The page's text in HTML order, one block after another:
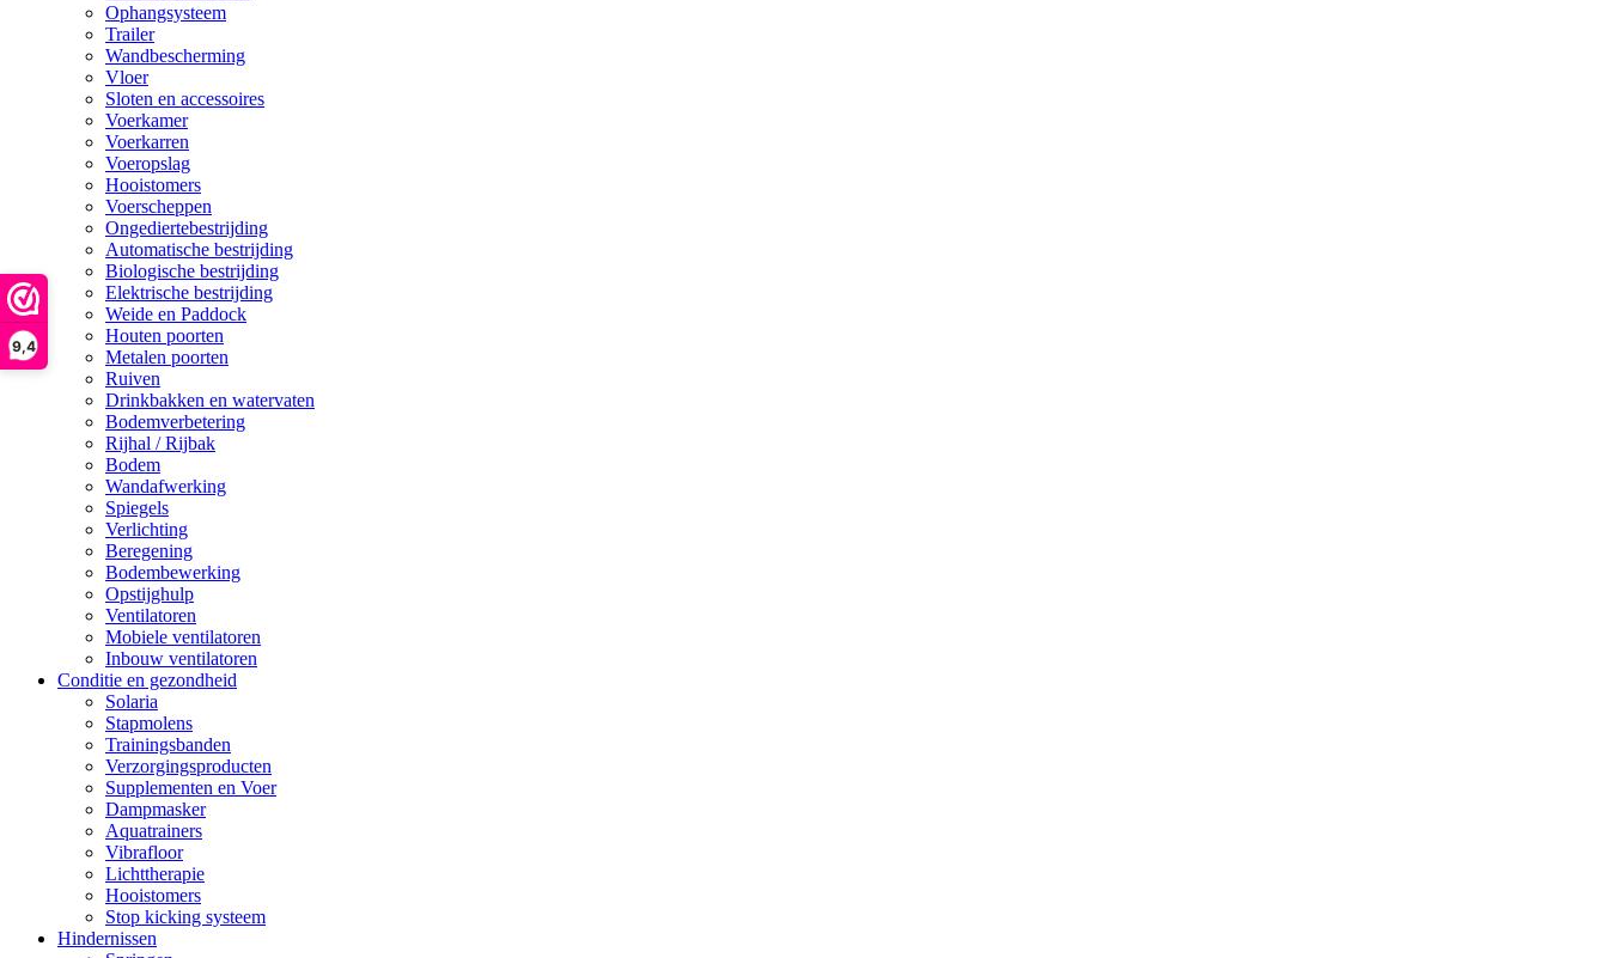
9,4
Ophangsysteem
Trailer
Wandbescherming
Vloer
Sloten en accessoires
Voerkamer
Voerkarren
Voeropslag
Hooistomers
Voerscheppen
Ongediertebestrijding
Automatische bestrijding
Biologische bestrijding
Elektrische bestrijding
Weide en Paddock
Houten poorten
Metalen poorten
Ruiven
Drinkbakken en watervaten
Bodemverbetering
Rijhal / Rijbak
Bodem
Wandafwerking
Spiegels
Verlichting
Beregening
Bodembewerking
Opstijghulp
Ventilatoren
Mobiele ventilatoren
Inbouw ventilatoren
Conditie en gezondheid
Solaria
Stapmolens
Trainingsbanden
Verzorgingsproducten
Supplementen en Voer
Dampmasker
Aquatrainers
Vibrafloor
Lichttherapie
Hooistomers
Stop kicking systeem
Hindernissen